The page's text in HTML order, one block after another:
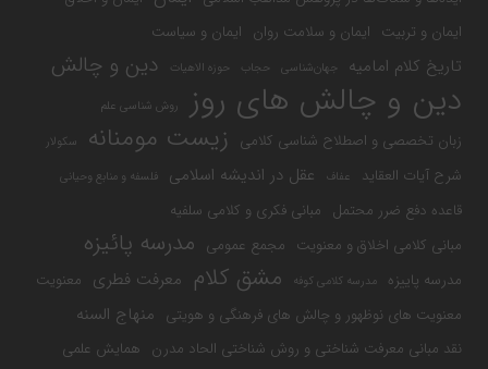
ایمان و تربیت ایمان و سلامت روان ایمان و سیاست
تاریخ کلام امامیه جهان‌شناسی حجاب حوزه الاهیات دین و چالش
دین و چالش های روز روش شناسی علم
زبان تخصصی و اصطلاح شناسی کلامی زیست مومنانه سکولار
شرح آیات العقاید عفاف عقل در اندیشه اسلامی فلسفه و منابع وحیانی
قاعده دفع ضرر محتمل مبانی فکری و کلامی سلفیه
مبانی کلامی اخلاق و معنویت مجمع عمومی مدرسه پائیزه
مدرسه پاییزه مدرسه کلامی کوفه مشق کلام معرفت فطری معنویت
معنویت های نوظهور و چالش های فرهنگی و هویتی منهاج السنه
نقد مبانی معرفت شناختی و روش شناختی الحاد مدرن همایش علمی